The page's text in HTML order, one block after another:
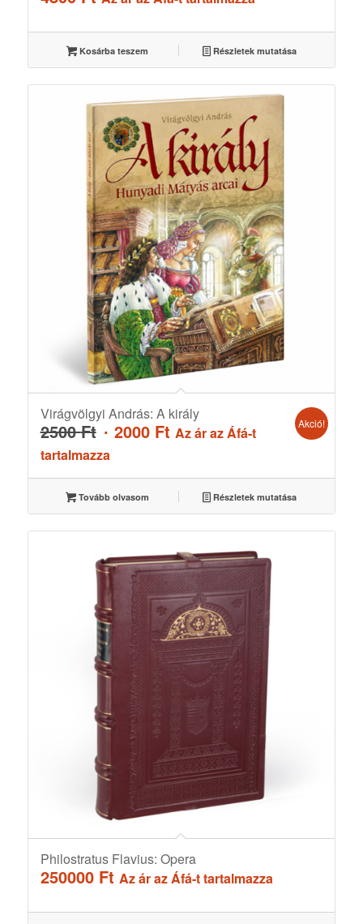
Kosárba teszem Részletek mutatása
Virágvölgyi András: A király
2500Ft Original
price
2500 Ft.
2000 FtCurrent
2000 Ft.
Az ár az Áfá-t
tartalmazza
Akció!
Tovább olvasom Részletek mutatása
Philostratus Flavius: Opera
250000 Ft Az ár az Áfá-t tartalmazza